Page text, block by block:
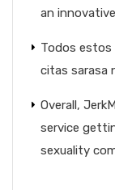
an
Todos estos
citas sarasa
Overall,
service
sexuality